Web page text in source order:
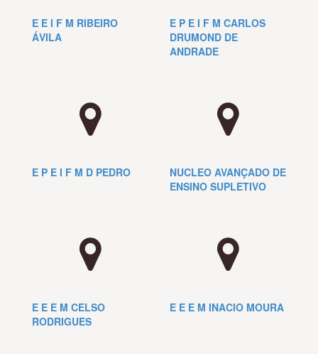
E E I F M RIBEIRO
ÁVILA
E P E I F M CARLOS
DRUMOND DE
ANDRADE
E P E I F M D PEDRO
NUCLEO AVANÇADO DE
ENSINO SUPLETIVO
E E E M CELSO
RODRIGUES
E E E M INACIO MOURA